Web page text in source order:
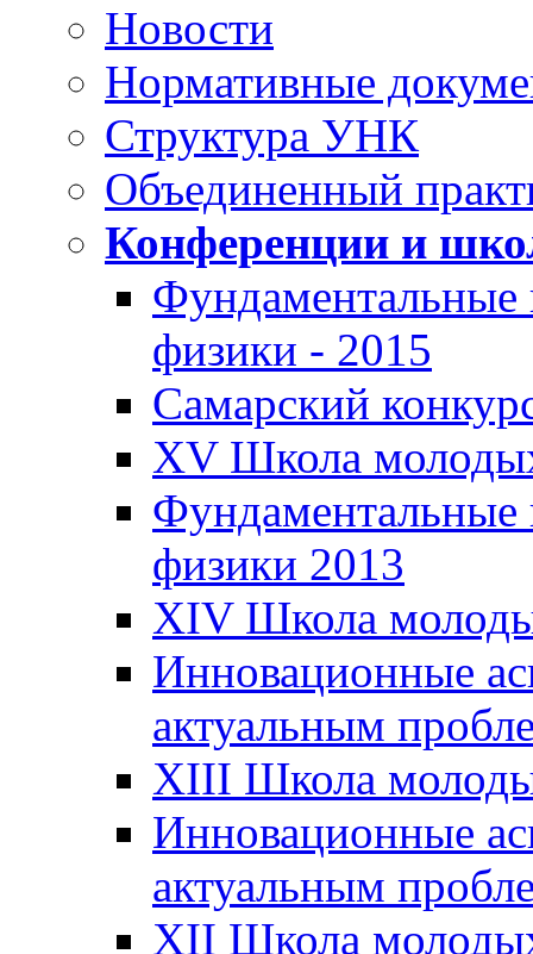
Новости
Нормативные
Структура УНК
Объединенный
Конференции и
Фундаментальные
физики - 2015
Самарский
XV Школа
Фундаментальные
физики 2013
XIV Школа
Инновационные
актуальным
XIII Школа
Инновационные
актуальным
XII Школа